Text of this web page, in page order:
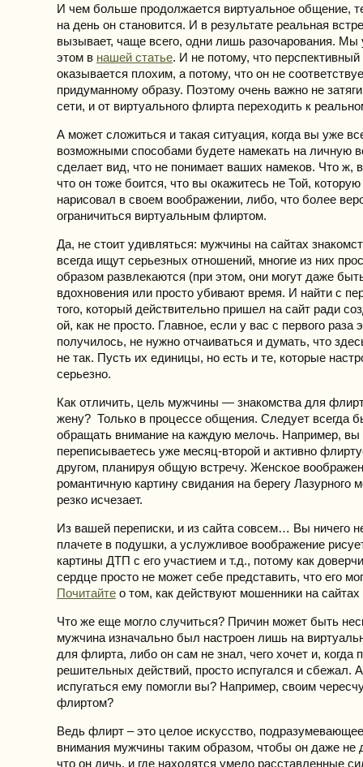
И чем больше продолжается виртуальное общение,
на день он становится. И в результате реальная
вызывает, чаще всего, одни лишь разочарования. Мы
этом в нашей статье. И не потому, что
оказывается плохим, а потому, что он не
придуманному образу. Поэтому очень важно не
сети, и от виртуального флирта переходить к
А может сложиться и такая ситуация, когда вы уже
возможными способами будете намекать на личную
сделает вид, что не понимает ваших намеков. Что ж,
что он тоже боится, что вы окажитесь не Той,
нарисовал в своем воображении, либо, что более
ограничиться виртуальным флиртом.
Да, не стоит удивляться: мужчины на сайтах
всегда ищут серьезных отношений, многие из них
образом развлекаются (при этом, они могут даже
вдохновения или просто убивают время. И найти с
того, который действительно пришел на сайт ради
ой, как не просто. Главное, если у вас с первого раза
получилось, не нужно отчаиваться и думать, что
не так. Пусть их единицы, но есть и те, которые
серьезно.
Как отличить, цель мужчины — знакомства для
жену? Только в процессе общения. Следует всегда
обращать внимание на каждую мелочь. Например, вы
переписываетесь уже месяц-второй и активно
другом, планируя общую встречу. Женское
романтичную картину свидания на берегу Лазурного
резко исчезает.
Из вашей переписки, и из сайта совсем… Вы ничего
плачете в подушки, а услужливое воображение
картины ДТП с его участием и т.д., потому как
сердце просто не может себе представить, что его
Почитайте о том, как действуют мошенники на сайтах
Что же еще могло случиться? Причин может быть
мужчина изначально был настроен лишь на
для флирта, либо он сам не знал, чего хочет и, когда
решительных действий, просто испугался и сбежал.
испугаться ему помогли вы? Например, своим
флиртом?
Ведь флирт – это целое искусство,
внимания мужчины таким образом, чтобы он даже не
что он дичь, и где находятся умело расставленные